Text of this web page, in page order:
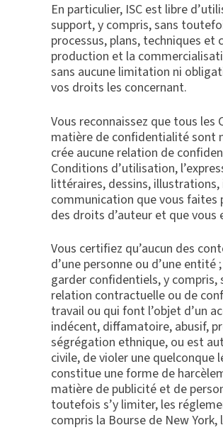
En particulier, ISC est libre
support, y compris, sans
processus, plans, techniques
production et la
sans aucune limitation ni
vos droits les concernant.
Vous reconnaissez que tous
matière de confidentialité sont
crée aucune relation de
Conditions d’utilisation,
littéraires, dessins,
communication que vous faites
des droits d’auteur et que vous
Vous certifiez qu’aucun des
d’une personne ou d’une
garder confidentiels, y
relation contractuelle ou de
travail ou qui font l’objet d’un
indécent, diffamatoire, abusif,
ségrégation ethnique, ou est
civile, de violer une
constitue une forme de
matière de publicité et de
toutefois s’y limiter, les
compris la Bourse de New